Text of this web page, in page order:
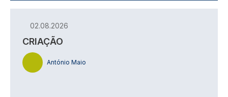
02.08.2026
CRIAÇÃO
António Maio